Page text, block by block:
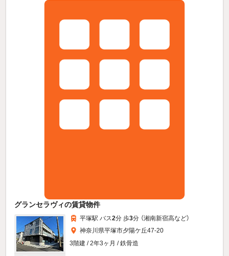
グランセラヴィの賃貸物件
平塚駅 バス2分 歩3分 （湘南新宿高など）
神奈川県平塚市夕陽ケ丘47-20
3階建 / 2年3ヶ月 / 鉄骨造